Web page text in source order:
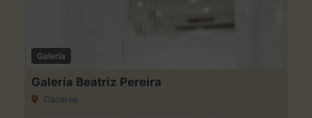
Galería
Galería Beatriz Pereira
Cáceres